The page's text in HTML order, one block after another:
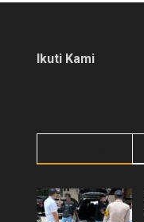
Ikuti Kami